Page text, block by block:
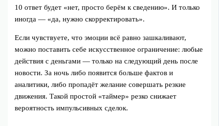
10 ответ будет «нет, просто берём к сведению». И только
иногда — «да, нужно скорректировать».
Если чувствуете, что эмоции всё равно зашкаливают,
можно поставить себе искусственное ограничение: любые
действия с деньгами — только на следующий день после
новости. За ночь либо появится больше фактов и
аналитики, либо пропадёт желание совершать резкие
движения. Такой простой «таймер» резко снижает
вероятность импульсивных сделок.